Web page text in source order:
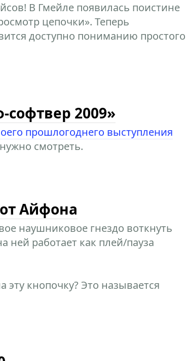
В Гмейле появилась поистине
цепочки». Теперь
доступно пониманию простого
софтвер 2009»
прошлогоднего выступления
смотреть.
Айфона
наушниковое гнездо воткнуть
ней работает как плей/пауза
эту кнопочку? Это называется